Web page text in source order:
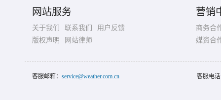
网站服务
关于我们 联系我们
用户反馈
版权声明
网站律师
营销
商务合
媒资合
客服邮箱： service@weather.com.cn 客服电